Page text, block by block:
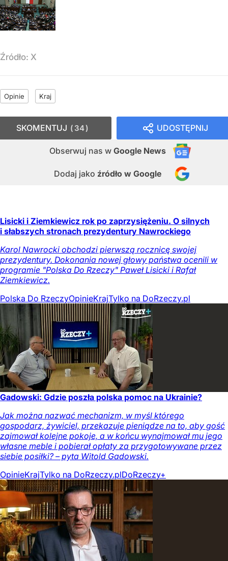
Źródło: X
Opinie Kraj
UDOSTĘPNIJ
Obserwuj nas w Google News
Dodaj jako źródło w Google
SKOMENTUJ 34
Lisicki i Ziemkiewicz rok po zaprzysiężeniu. O silnych
i słabszych stronach prezydentury Nawrockiego
Karol Nawrocki obchodzi pierwszą rocznicę swojej
prezydentury. Dokonania nowej głowy państwa ocenili w
programie "Polska Do Rzeczy" Paweł Lisicki i Rafał
Ziemkiewicz.
Polska Do RzeczyOpinieKrajTylko na DoRzeczy.pl
Gadowski: Gdzie poszła polska pomoc na Ukrainie?
Jak można nazwać mechanizm, w myśl którego
gospodarz, żywiciel, przekazuje pieniądze na to, aby gość
zajmował kolejne pokoje, a w końcu wynajmował mu jego
własne meble i pobierał opłaty za przygotowywane przez
siebie posiłki? – pyta Witold Gadowski.
OpinieKrajTylko na DoRzeczy.plDoRzeczy+